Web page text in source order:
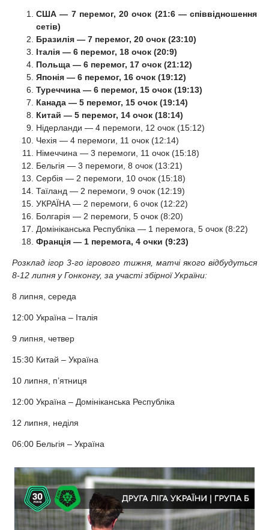
США — 7 перемог, 20 очок (21:6 — співвідношення
сетів)
Бразилія — 7 перемог, 20 очок (23:10)
Італія — 6 перемог, 18 очок (20:9)
Польща — 6 перемог, 17 очок (21:12)
Японія — 6 перемог, 16 очок (19:12)
Туреччина — 6 перемог, 15 очок (19:13)
Канада — 5 перемог, 15 очок (19:14)
Китай — 5 перемог, 14 очок (18:14)
Нідерланди — 4 перемоги, 12 очок (15:12)
Чехія — 4 перемоги, 11 очок (12:14)
Німеччина — 3 перемоги, 11 очок (15:18)
Бельгія — 3 перемоги, 8 очок (13:21)
Сербія — 2 перемоги, 10 очок (15:18)
Таїланд — 2 перемоги, 9 очок (12:19)
УКРАЇНА — 2 перемоги, 6 очок (12:22)
Болгарія — 2 перемоги, 5 очок (8:20)
Домініканська Республіка — 1 перемога, 5 очок (8:22)
Франція — 1 перемога, 4 очки (9:23)
Розклад ігор 3-го ігрового тижня, матчі якого відбудуться
8-12 липня у Гонконгу, за участі збірної України:
8 липня, середа
12:00 Україна – Італія
9 липня, четвер
15:30 Китай – Україна
10 липня, п’ятниця
12:00 Україна – Домініканська Республіка
12 липня, неділя
06:00 Бельгія – Україна